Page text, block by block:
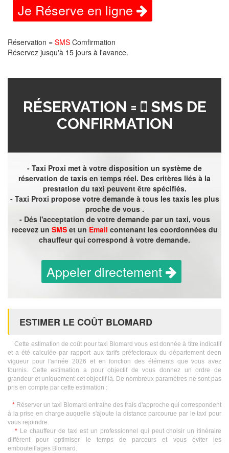
Je Réserve en ligne
Réservation = SMS Comfirmation
Réservez jusqu'à 15 jours à l'avance.
RÉSERVATION =
SMS DE
CONFIRMATION
- Taxi Proxi met à votre disposition un système de
réservation de taxis en temps réel. Des critères liés à la
prestation du taxi peuvent être spécifiés.
- Taxi Proxi propose votre demande à tous les taxis les plus
proche de vous .
- Dés l'acceptation de votre demande par un taxi, vous
recevez un SMSet un Email contenant les coordonnées du
chauffeur qui correspond à votre demande.
Appeler directement
ESTIMER LE COÛT BLOMARD
Cette estimation de coût pour taxi Blomard vous est donnée à titre indicatif
et a été calculée par rapport aux tarifs préfectoraux du département deen
vigueur pour l'année 2026 et en fonction des éléments que vous avez
fournis. Cette estimation a pour objectif de vous donnez un ordre de
grandeur et uniquement cet objectif là. De nombreux paramètres ne sont pas
pris en compte par cette estimation :
* Réserver un taxi Blomard entraine des frais d'approche qui correspondent
à la prise en charge auquelle s'ajoute la distance parcourue par le taxi pour
vous rejoindre.
* Le chauffeur de taxi est un professionnel qui peut choisir un itinéraire
différent pour optimiser le temps de parcours et vous éviter les
embouteillages Blomard.